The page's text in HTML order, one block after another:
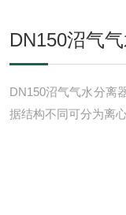
DN150沼气
DN150沼气气水分离
据结构不同可分为离